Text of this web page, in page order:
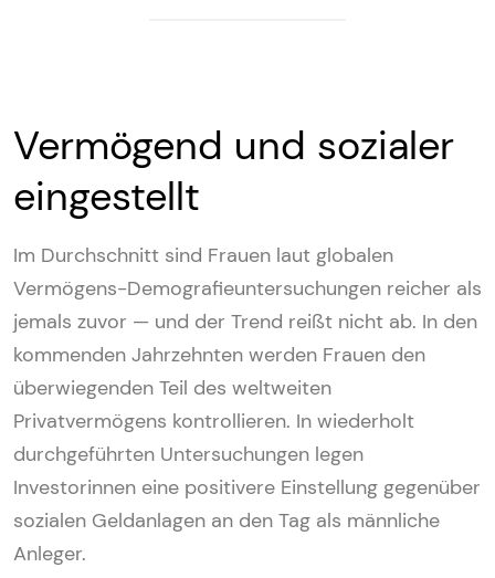
Vermögend und sozialer
eingestellt
Im Durchschnitt sind Frauen laut globalen
Vermögens-Demografieuntersuchungen reicher als
jemals zuvor — und der Trend reißt nicht ab. In den
kommenden Jahrzehnten werden Frauen den
überwiegenden Teil des weltweiten
Privatvermögens kontrollieren. In wiederholt
durchgeführten Untersuchungen legen
Investorinnen eine positivere Einstellung gegenüber
sozialen Geldanlagen an den Tag als männliche
Anleger.